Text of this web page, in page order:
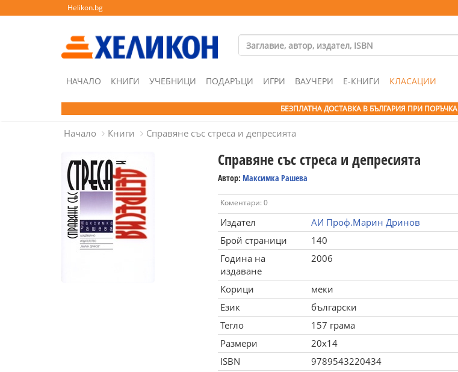
Helikon.bg
НАЧАЛО КНИГИ УЧЕБНИЦИ ПОДАРЪЦИ ИГРИ ВАУЧЕРИ Е-КНИГИ КЛАСАЦИИ
БЕЗПЛАТНА ДОСТАВКА В БЪЛГАРИЯ ПРИ ПОРЪЧКА
Начало Книги Справяне със стреса и депресията
Справяне със стреса и депресията
Автор: Максимка Рашева
Коментари: 0
Издател
АИ Проф.Марин Дринов
Брой страници
140
Година на
издаване
2006
Корици
меки
Език
български
Тегло
157 грама
Размери
20x14
ISBN
9789543220434